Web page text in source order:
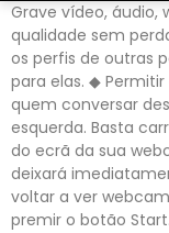
Grave vídeo,
qualidade sem
os perfis de outras
para elas. ◆
quem conversar
esquerda. Basta
do ecrã da sua
deixará
voltar a ver
premir o botão Start.